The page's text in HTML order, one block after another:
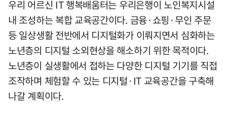
우리 어르신 IT 행복배움터는 우리은행이 노인복지시설
내 조성하는 복합 교육공간이다. 금융·쇼핑·무인 주문
등 일상생활 전반에서 디지털화가 이뤄지면서 심화하는
노년층의 디지털 소외현상을 해소하기 위한 목적이다.
노년층이 실생활에서 접하는 다양한 디지털 기기를 직접
조작하며 체험할 수 있는 디지털·IT 교육공간을 구축해
나갈 계획이다.